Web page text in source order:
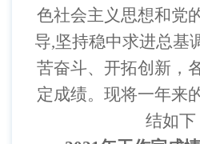
色社会主义思想和党
导,坚持稳中求进总基
苦奋斗、开拓创新，
定成绩。现将一年来
结如下